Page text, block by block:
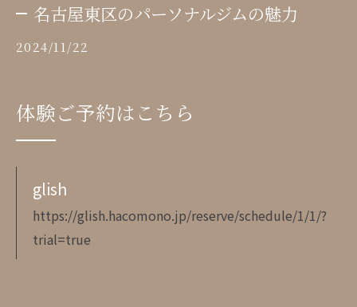
名古屋東区のパーソナルジムの魅力
2024/11/22
体験ご予約はこちら
glish
https://glish.hacomono.jp/reserve/schedule/1/1/?
trial=true